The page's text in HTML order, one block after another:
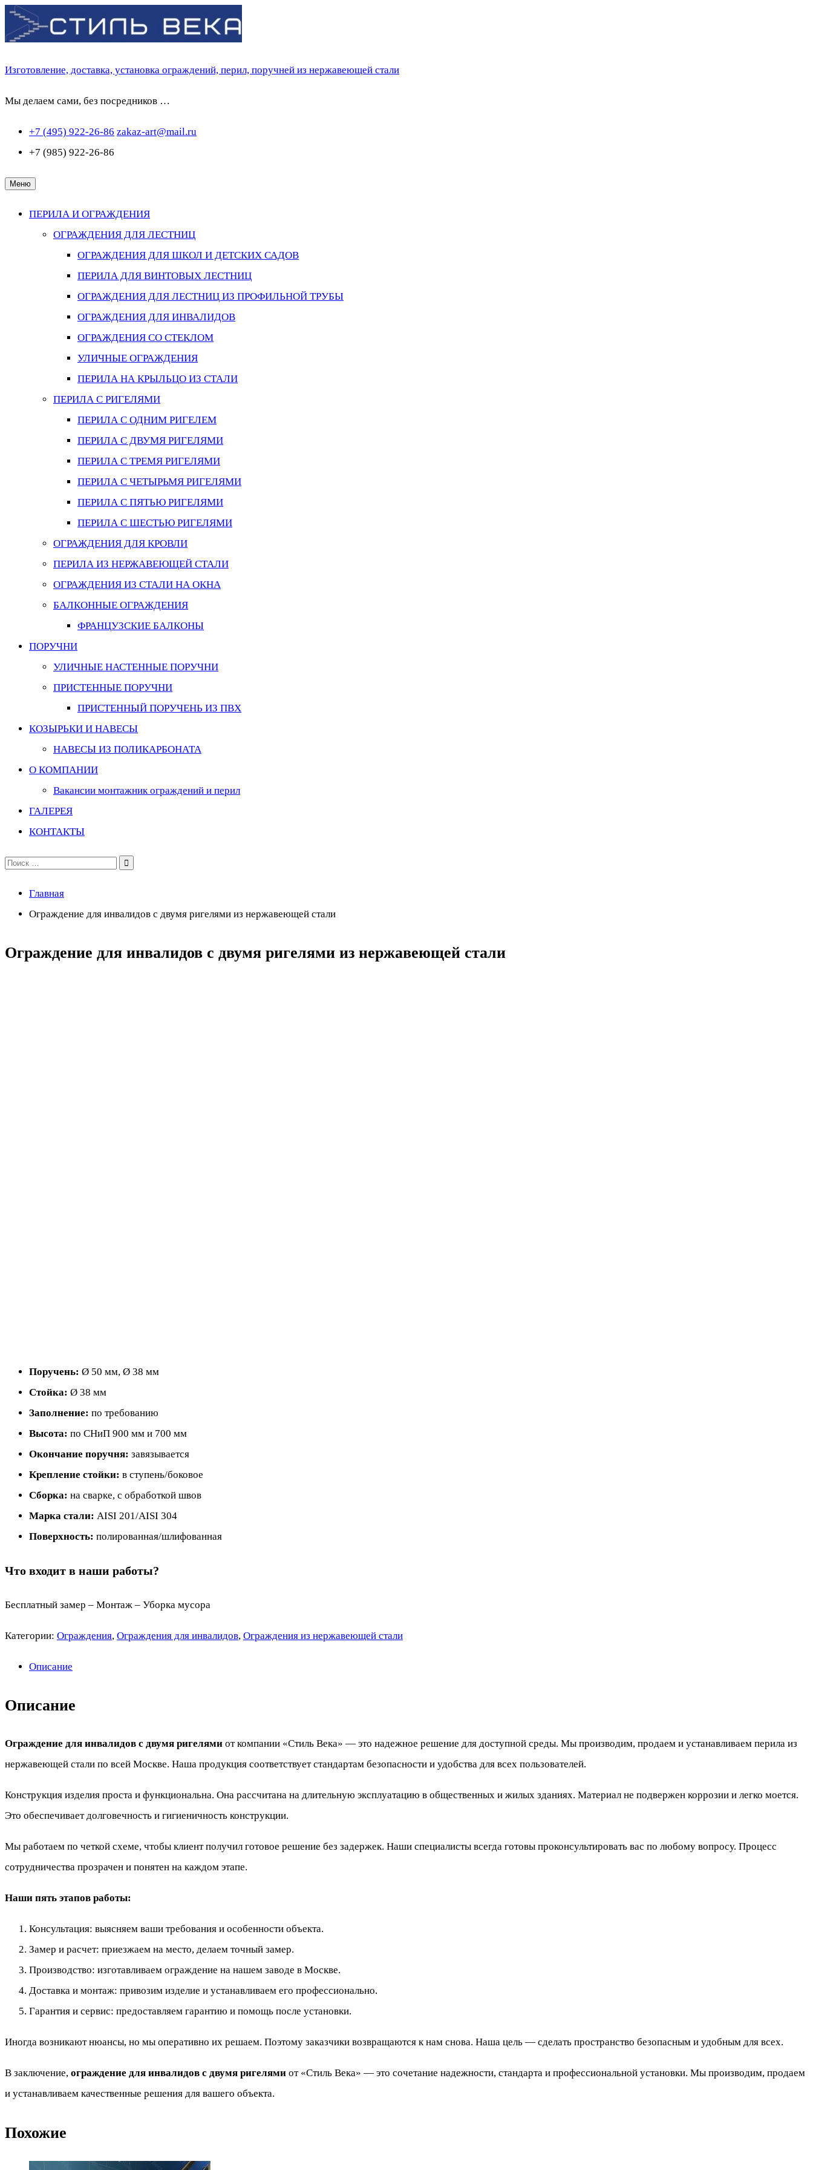
Перейти
к
Изготовление, доставка, установка ограждений, перил, поручней из нержавеющей стали
Мы делаем сами, без посредников …
+7 (495) 922-26-86 zakaz-art@mail.ru
+7 (985) 922-26-86
Меню
ПЕРИЛА И ОГРАЖДЕНИЯ
ОГРАЖДЕНИЯ ДЛЯ ЛЕСТНИЦ
ОГРАЖДЕНИЯ ДЛЯ ШКОЛ И ДЕТСКИХ САДОВ
ПЕРИЛА ДЛЯ ВИНТОВЫХ ЛЕСТНИЦ
ОГРАЖДЕНИЯ ДЛЯ ЛЕСТНИЦ ИЗ ПРОФИЛЬНОЙ ТРУБЫ
ОГРАЖДЕНИЯ ДЛЯ ИНВАЛИДОВ
ОГРАЖДЕНИЯ СО СТЕКЛОМ
УЛИЧНЫЕ ОГРАЖДЕНИЯ
ПЕРИЛА НА КРЫЛЬЦО ИЗ СТАЛИ
ПЕРИЛА С РИГЕЛЯМИ
ПЕРИЛА С ОДНИМ РИГЕЛЕМ
ПЕРИЛА С ДВУМЯ РИГЕЛЯМИ
ПЕРИЛА С ТРЕМЯ РИГЕЛЯМИ
ПЕРИЛА С ЧЕТЫРЬМЯ РИГЕЛЯМИ
ПЕРИЛА С ПЯТЬЮ РИГЕЛЯМИ
ПЕРИЛА С ШЕСТЬЮ РИГЕЛЯМИ
ОГРАЖДЕНИЯ ДЛЯ КРОВЛИ
ПЕРИЛА ИЗ НЕРЖАВЕЮЩЕЙ СТАЛИ
ОГРАЖДЕНИЯ ИЗ СТАЛИ НА ОКНА
БАЛКОННЫЕ ОГРАЖДЕНИЯ
ФРАНЦУЗСКИЕ БАЛКОНЫ
ПОРУЧНИ
УЛИЧНЫЕ НАСТЕННЫЕ ПОРУЧНИ
ПРИСТЕННЫЕ ПОРУЧНИ
ПРИСТЕННЫЙ ПОРУЧЕНЬ ИЗ ПВХ
КОЗЫРЬКИ И НАВЕСЫ
НАВЕСЫ ИЗ ПОЛИКАРБОНАТА
О КОМПАНИИ
Вакансии монтажник ограждений и перил
ГАЛЕРЕЯ
КОНТАКТЫ
Поиск
Главная
Ограждение для инвалидов с двумя ригелями из нержавеющей стали
Ограждение для инвалидов с двумя ригелями из нержавеющей стали
Поручень: Ø 50 мм, Ø 38 мм
Стойка: Ø 38 мм
Заполнение: по требованию
Высота: по СНиП 900 мм и 700 мм
Окончание поручня: завязывается
Крепление стойки: в ступень/боковое
Сборка: на сварке, с обработкой швов
Марка стали: AISI 201/AISI 304
Поверхность: полированная/шлифованная
Что входит в наши работы?
Бесплатный замер – Монтаж – Уборка мусора
Категории: Ограждения, Ограждения для инвалидов, Ограждения из нержавеющей стали
Описание
Описание
Ограждение для инвалидов с двумя ригелями от компании «Стиль Века» — это надежное решение для доступной среды. Мы производим, продаем и устанавливаем перила из
нержавеющей стали по всей Москве. Наша продукция соответствует стандартам безопасности и удобства для всех пользователей.
Конструкция изделия проста и функциональна. Она рассчитана на длительную эксплуатацию в общественных и жилых зданиях. Материал не подвержен коррозии и легко моется.
Это обеспечивает долговечность и гигиеничность конструкции.
Мы работаем по четкой схеме, чтобы клиент получил готовое решение без задержек. Наши специалисты всегда готовы проконсультировать вас по любому вопросу. Процесс
сотрудничества прозрачен и понятен на каждом этапе.
Наши пять этапов работы:
Консультация: выясняем ваши требования и особенности объекта.
Замер и расчет: приезжаем на место, делаем точный замер.
Производство: изготавливаем ограждение на нашем заводе в Москве.
Доставка и монтаж: привозим изделие и устанавливаем его профессионально.
Гарантия и сервис: предоставляем гарантию и помощь после установки.
Иногда возникают нюансы, но мы оперативно их решаем. Поэтому заказчики возвращаются к нам снова. Наша цель — сделать пространство безопасным и удобным для всех.
В заключение, ограждение для инвалидов с двумя ригелями от «Стиль Века» — это сочетание надежности, стандарта и профессиональной установки. Мы производим, продаем
и устанавливаем качественные решения для вашего объекта.
Похожие